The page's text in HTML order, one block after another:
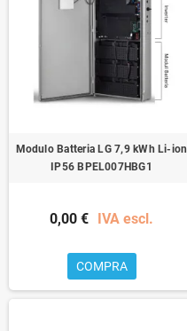
Modulo Batteria LG 7,9 kWh Li-ion
IP56 BPEL007HBG1
0,00 € IVA escl.
COMPRA